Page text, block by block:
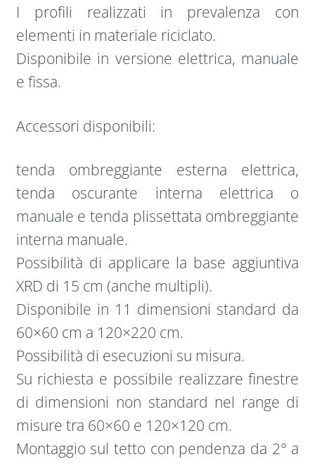
I profili realizzati in prevalenza con
elementi in materiale riciclato.
Disponibile in versione elettrica, manuale
e fissa.
Accessori disponibili:
tenda ombreggiante esterna elettrica,
tenda oscurante interna elettrica o
manuale e tenda plissettata ombreggiante
interna manuale.
Possibilità di applicare la base aggiuntiva
XRD di 15 cm (anche multipli).
Disponibile in 11 dimensioni standard da
60×60 cm a 120×220 cm.
Possibilità di esecuzioni su misura.
Su richiesta e possibile realizzare finestre
di dimensioni non standard nel range di
misure tra 60×60 e 120×120 cm.
Montaggio sul tetto con pendenza da 2° a